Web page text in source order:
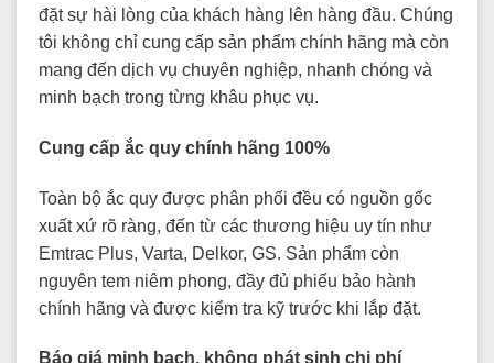
đặt sự hài lòng của khách hàng lên hàng đầu. Chúng
tôi không chỉ cung cấp sản phẩm chính hãng mà còn
mang đến dịch vụ chuyên nghiệp, nhanh chóng và
minh bạch trong từng khâu phục vụ.
Cung cấp ắc quy chính hãng 100%
Toàn bộ ắc quy được phân phối đều có nguồn gốc
xuất xứ rõ ràng, đến từ các thương hiệu uy tín như
Emtrac Plus, Varta, Delkor, GS. Sản phẩm còn
nguyên tem niêm phong, đầy đủ phiếu bảo hành
chính hãng và được kiểm tra kỹ trước khi lắp đặt.
Báo giá minh bạch, không phát sinh chi phí